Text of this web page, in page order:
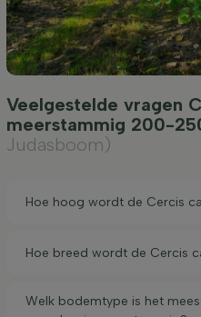
Veelgestelde vragen
meerstammig 200-
Judasboom)
Hoe hoog wordt de Cercis
Hoe breed wordt de Cercis
Welk bodemtype is het